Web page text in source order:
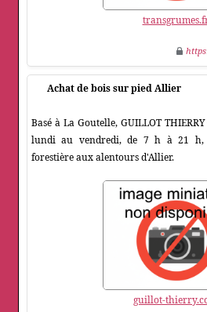
https
Achat de bois sur pied Allier
Basé à La Goutelle, GUILLOT
lundi au vendredi, de 7 h à 21 h,
forestière aux alentours d'Allier.
guillot-